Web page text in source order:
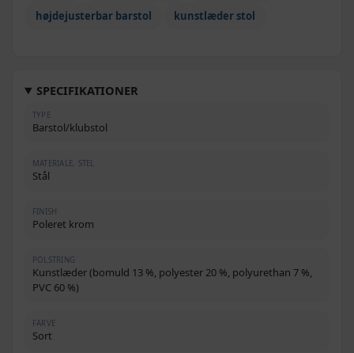
højdejusterbar barstol
kunstlæder stol
SPECIFIKATIONER
TYPE
Barstol/klubstol
MATERIALE, STEL
Stål
FINISH
Poleret krom
POLSTRING
Kunstlæder (bomuld 13 %, polyester 20 %, polyurethan 7 %,
PVC 60 %)
FARVE
Sort